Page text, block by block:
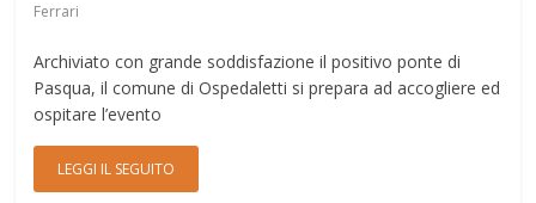
Ferrari
Archiviato con grande soddisfazione il positivo ponte di
Pasqua, il comune di Ospedaletti si prepara ad accogliere ed
ospitare l’evento
LEGGI IL SEGUITO